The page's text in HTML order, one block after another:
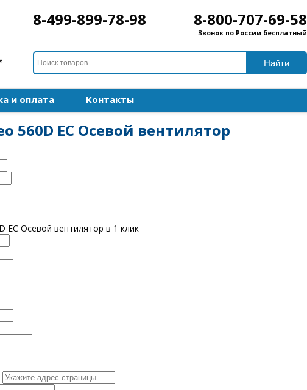
8-499-899-78-98 8-800-707-69-58
Звонок по России бесплатный
и оплата Контакты
560D EC Осевой вентилятор
EC Осевой вентилятор в 1 клик